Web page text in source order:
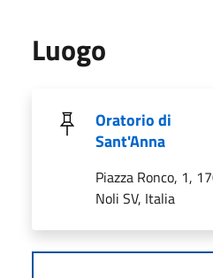
Luogo
Oratorio di
Sant'Anna
Piazza Ronco, 1,
Noli SV, Italia